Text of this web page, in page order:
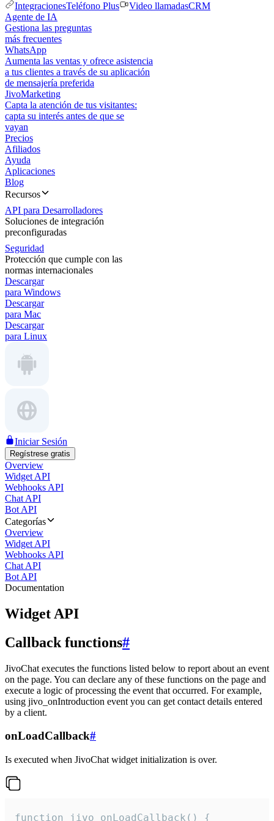
IntegracionesTeléfono Plus Video llamadasCRM
Agente de IA
Gestiona las preguntas
más frecuentes
WhatsApp
Aumenta las ventas y ofrece asistencia
a tus clientes a través de su aplicación
de mensajería preferida
JivoMarketing
Capta la atención de tus visitantes:
capta su interés antes de que se
vayan
Precios
Afiliados
Ayuda
Aplicaciones
Blog
Recursos
API para Desarrolladores
Soluciones de integración
preconfiguradas
Seguridad
Protección que cumple con las
normas internacionales
Descargar
para Windows
Descargar
para Mac
Descargar
para Linux
Iniciar Sesión
Regístrese gratis
Overview
Widget API
Webhooks API
Chat API
Bot API
Categorías
Overview
Widget API
Webhooks API
Chat API
Bot API
Documentation
Widget API
Callback functions#
JivoChat executes the functions listed below to report about an event
on the page. You can declare any of these functions on the page and
execute a logic of processing the event that occurred. For example,
using jivo_onIntroduction event you can get contact details entered
by a client.
onLoadCallback#
Is executed when JivoChat widget initialization is over.
function jivo_onLoadCallback() {